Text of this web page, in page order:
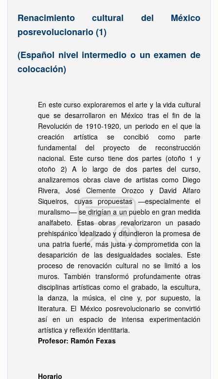
Renacimiento cultural del México
posrevolucionario (1)
(Español nivel intermedio o un examen de
colocación)
En este curso exploraremos el arte y la vida cultural
que se desarrollaron en México tras el fin de la
Revolución de 1910‑1920, un periodo en el que la
creación artística se concibió como parte
fundamental del proyecto de reconstrucción
nacional. Este curso tiene dos partes (otoño 1 y
otoño 2) A lo largo de dos partes del curso,
analizaremos obras clave de artistas como Diego
Rivera, José Clemente Orozco y David Alfaro
Siqueiros, cuyas propuestas —especialmente el
muralismo— se dirigían a un pueblo en gran medida
analfabeto. Estas obras revalorizaron un pasado
prehispánico idealizado y difundieron la promesa de
una patria fuerte, más justa y comprometida con la
desaparición de las desigualdades sociales. Este
proceso de renovación cultural no se limitó a los
muros. También transformó profundamente otras
disciplinas artísticas como el grabado, la escultura,
la danza, la música, el cine y, por supuesto, la
literatura. El México posrevolucionario se convirtió
así en un espacio de intensa experimentación
artística y reflexión identitaria.
Profesor: Ramón Fexas
Horario